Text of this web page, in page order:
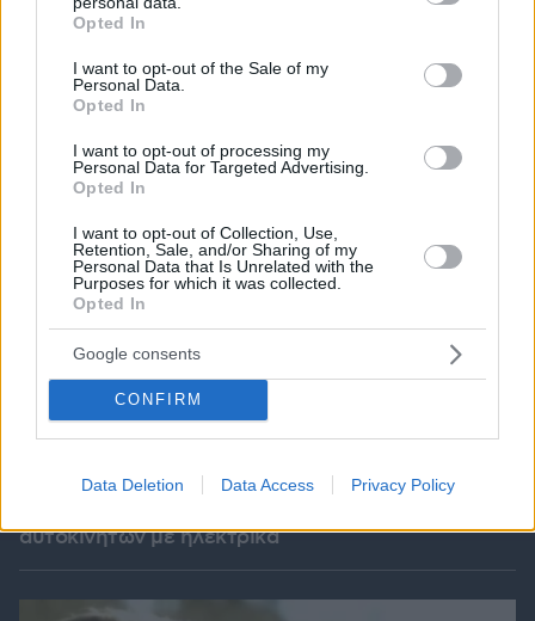
grant or deny consent to Google and its third-party tags to
use your data for below specified purposes in below Google
consent section.
Opted In
I want to opt-out of the Sale of my
Personal Data.
Opted In
I want to opt-out of processing my
Personal Data for Targeted Advertising.
Opted In
I want to opt-out of Collection, Use,
Retention, Sale, and/or Sharing of my
Personal Data that Is Unrelated with the
Purposes for which it was collected.
Opted In
Google consents
CONFIRM
Data Deletion Data Access Privacy Policy
αυτοκινήτων με ηλεκτρικά
06.08.2026, 10:07